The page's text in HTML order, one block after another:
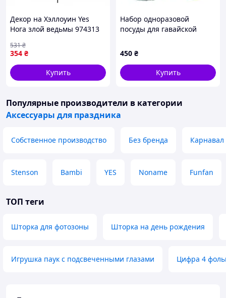
Декор на Хэллоуин Yes
Нога злой ведьмы 974313
354 ₴
531₴
Купить
Набор одноразовой
посуды для гавайской
450 ₴
Купить
Популярные производители в категории
Аксессуары для праздника
Собственное производство Без бренда
Stenson Bambi YES Noname Funfan
ТОП теги
Шторка для фотозоны Шторка на день рождения
Игрушка паук с подсвеченными глазами Цифра 4